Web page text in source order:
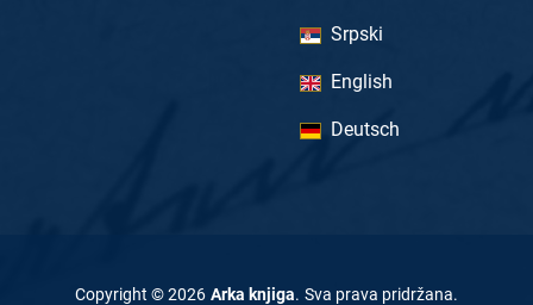
Srpski
English
Deutsch
Copyright ©2026 Arka knjiga. Sva prava pridržana.